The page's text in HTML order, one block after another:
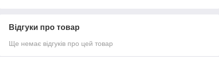
Відгуки про товар
Ще немає відгуків про цей товар